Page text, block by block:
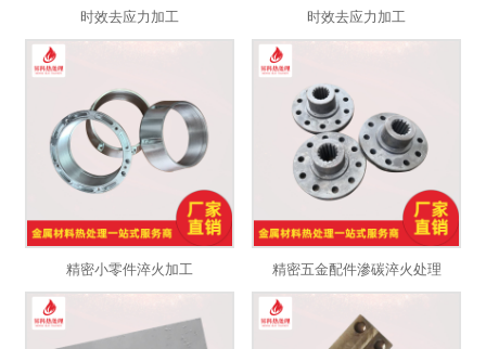
时效去应力加工 时效去应力加工
精密小零件淬火加工 精密五金配件滲碳淬火处理